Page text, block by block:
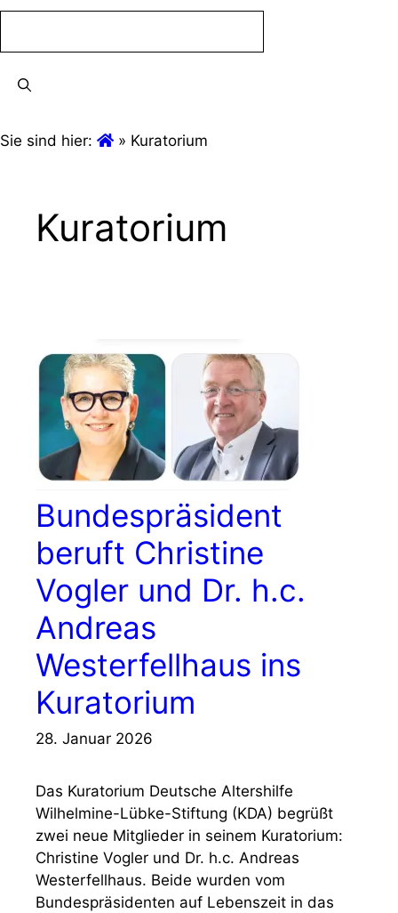
Sie sind hier: » Kuratorium
Kuratorium
Bundespräsident
beruft Christine
Vogler und Dr. h.c.
Andreas
Westerfellhaus ins
Kuratorium
28. Januar 2026
Das Kuratorium Deutsche Altershilfe
Wilhelmine-Lübke-Stiftung (KDA) begrüßt
zwei neue Mitglieder in seinem Kuratorium:
Christine Vogler und Dr. h.c. Andreas
Westerfellhaus. Beide wurden vom
Bundespräsidenten auf Lebenszeit in das